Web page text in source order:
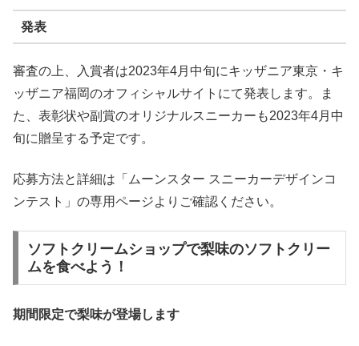
発表
審査の上、入賞者は2023年4月中旬にキッザニア東京・キ
ッザニア福岡のオフィシャルサイトにて発表します。ま
た、表彰状や副賞のオリジナルスニーカーも2023年4月中
旬に贈呈する予定です。
応募方法と詳細は「ムーンスター スニーカーデザインコ
ンテスト」の専用ページよりご確認ください。
ソフトクリームショップで梨味のソフトクリー
ムを食べよう！
期間限定で梨味が登場します